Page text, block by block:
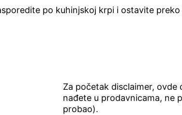
po kuhinjskoj krpi i ostavite
Za početak disclaimer,
nađete u prodavnicama, ne
probao).